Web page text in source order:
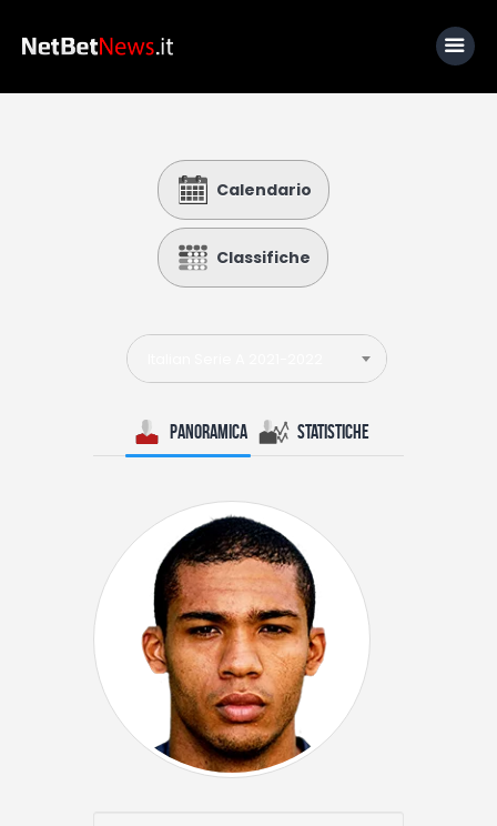
Calcio
Basket
Tennis
Lo Sapevi Che
I consigli di Giulia
Calendario
Classifiche
Panoramica Statistiche